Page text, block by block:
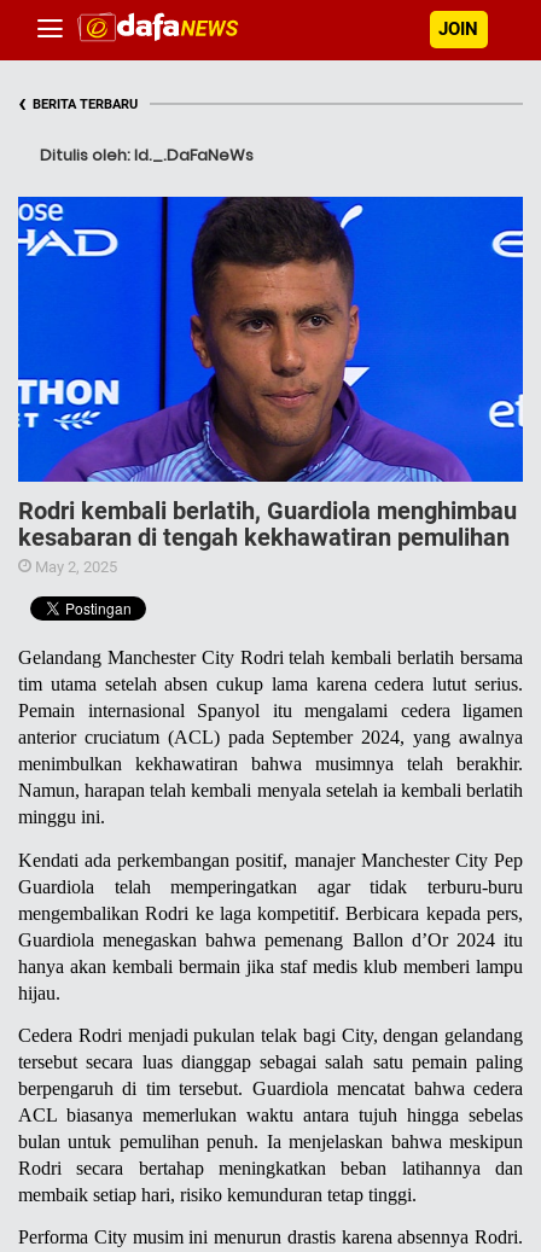
JOIN
‹ BERITA TERBARU
Ditulis oleh: Id._.DaFaNeWs
Rodri kembali berlatih, Guardiola menghimbau
kesabaran di tengah kekhawatiran pemulihan
May 2, 2025
Gelandang Manchester City Rodri telah kembali berlatih bersama
tim utama setelah absen cukup lama karena cedera lutut serius.
Pemain internasional Spanyol itu mengalami cedera ligamen
anterior cruciatum (ACL) pada September 2024, yang awalnya
menimbulkan kekhawatiran bahwa musimnya telah berakhir.
Namun, harapan telah kembali menyala setelah ia kembali berlatih
minggu ini.
Kendati ada perkembangan positif, manajer Manchester City Pep
Guardiola telah memperingatkan agar tidak terburu-buru
mengembalikan Rodri ke laga kompetitif. Berbicara kepada pers,
Guardiola menegaskan bahwa pemenang Ballon d’Or 2024 itu
hanya akan kembali bermain jika staf medis klub memberi lampu
hijau.
Cedera Rodri menjadi pukulan telak bagi City, dengan gelandang
tersebut secara luas dianggap sebagai salah satu pemain paling
berpengaruh di tim tersebut. Guardiola mencatat bahwa cedera
ACL biasanya memerlukan waktu antara tujuh hingga sebelas
bulan untuk pemulihan penuh. Ia menjelaskan bahwa meskipun
Rodri secara bertahap meningkatkan beban latihannya dan
membaik setiap hari, risiko kemunduran tetap tinggi.
Performa City musim ini menurun drastis karena absennya Rodri.